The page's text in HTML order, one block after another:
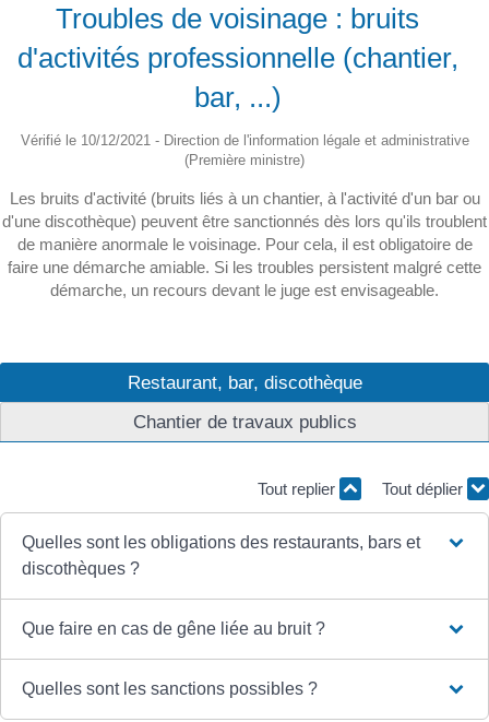
Troubles de voisinage : bruits
d'activités professionnelle (chantier,
bar, ...)
Vérifié le 10/12/2021 - Direction de l'information légale et administrative
(Première ministre)
Les bruits d'activité (bruits liés à un chantier, à l'activité d'un bar ou
d'une discothèque) peuvent être sanctionnés dès lors qu'ils troublent
de manière anormale le voisinage. Pour cela, il est obligatoire de
faire une démarche amiable. Si les troubles persistent malgré cette
démarche, un recours devant le juge est envisageable.
Restaurant, bar, discothèque
Chantier de travaux publics
Tout replier Tout déplier
Quelles sont les obligations des restaurants, bars et
discothèques ?
Que faire en cas de gêne liée au bruit ?
Quelles sont les sanctions possibles ?